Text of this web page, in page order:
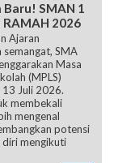
SMAN 1
2026
Ajaran
SMA
Masa
(MPLS)
13 Juli 2026.
membekali
mengenal
potensi
mengikuti